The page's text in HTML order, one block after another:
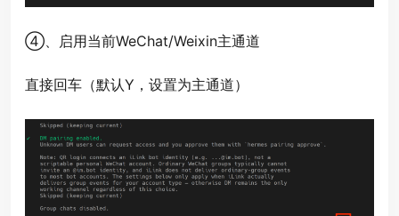
④、启用当前WeChat/Weixin主通道
直接回车（默认Y，设置为主通道）